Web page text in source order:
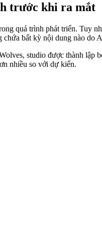
trước khi ra mắt
quá trình phát triển. Tuy
bất kỳ nội dung nào do
studio được thành lập
nhiều so với dự kiến.